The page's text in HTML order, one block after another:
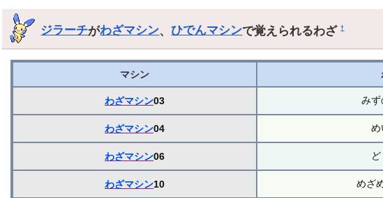
ジラーチがわざマシン、ひでんマシンで覚えられるわざ†
マシン
わざマシン03 みず
わざマシン04 め
わざマシン06 ど
わざマシン10 めざ